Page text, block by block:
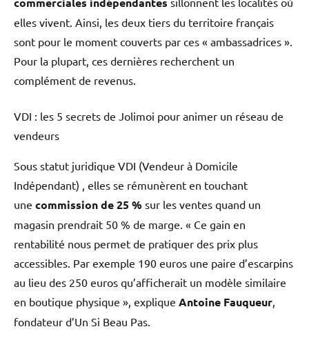
elles vivent. Ainsi, les deux tiers du territoire français
sont pour le moment couverts par ces « ambassadrices ».
Pour la plupart, ces dernières recherchent un
complément de revenus.
VDI : les 5 secrets de Jolimoi pour animer un réseau de
vendeurs
Sous statut juridique VDI (Vendeur à Domicile
Indépendant) , elles se rémunèrent en touchant
une commission de 25 % sur les ventes quand un
magasin prendrait 50 % de marge. « Ce gain en
rentabilité nous permet de pratiquer des prix plus
accessibles. Par exemple 190 euros une paire d’escarpins
au lieu des 250 euros qu’afficherait un modèle similaire
en boutique physique », explique Antoine Fauqueur,
fondateur d’Un Si Beau Pas.